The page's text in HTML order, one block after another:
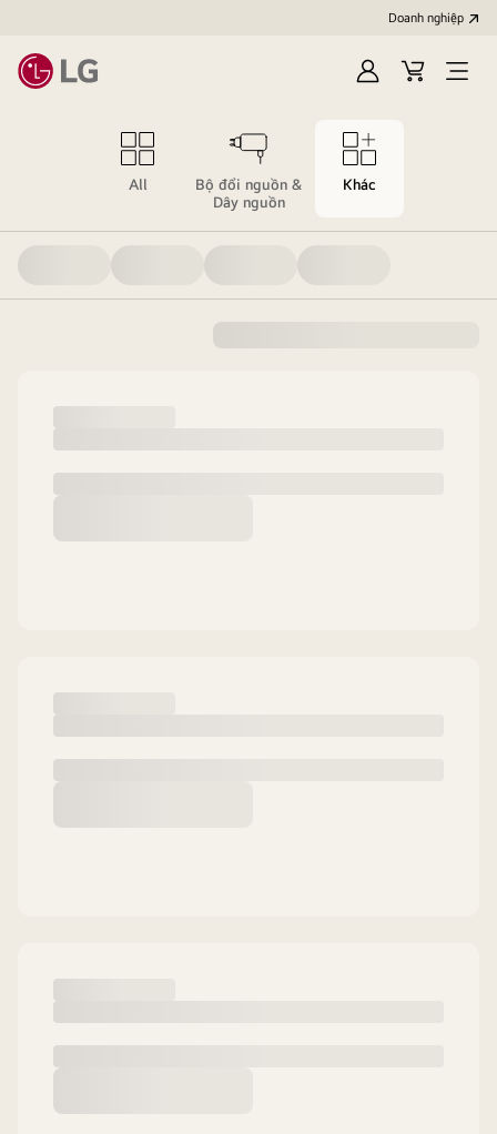
Doanh nghiệp
Đăng
Giỏ
Open
All
Bộ đổi nguồn &
Dây nguồn
Khác